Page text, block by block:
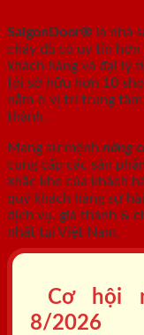
SaigonDoor® là nhà
cháy đã có uy tín
khách hàng và đại lý
tôi sở hữu hơn 10
nằm ở vị trí trung
thành.
Mang sứ mệnh nâng
cung cấp các sản
khắc khe của khách
quý khách hàng sự
dịch vụ, giá thành &
nhất tại Việt Nam.
Cơ hội
8/2026